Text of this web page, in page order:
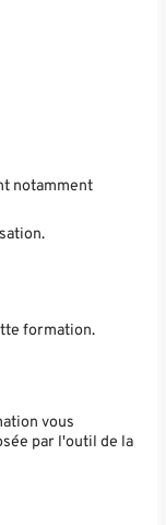
notamment
formation.
vous
par l'outil de la